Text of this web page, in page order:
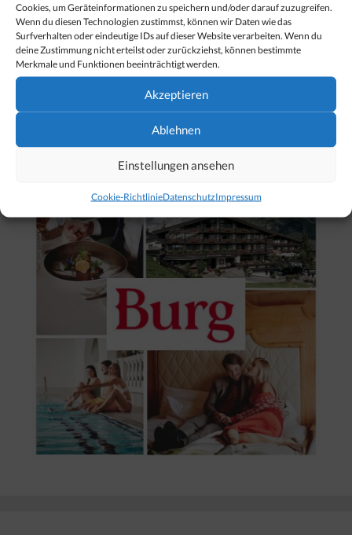
Cookies, um Geräteinformationen zu speichern und/oder darauf zuzugreifen.
Wenn du diesen Technologien zustimmst, können wir Daten wie das
Surfverhalten oder eindeutige IDs auf dieser Website verarbeiten. Wenn du
deine Zustimmung nicht erteilst oder zurückziehst, können bestimmte
Merkmale und Funktionen beeinträchtigt werden.
Akzeptieren
Ablehnen
Einstellungen ansehen
Cookie-RichtlinieDatenschutzImpressum
Suchen
nach:
Unser Hotel-Tipp für Lech